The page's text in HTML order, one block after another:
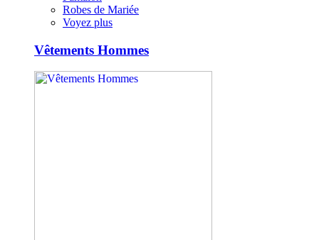
Robes de Mariée
Voyez plus
Vêtements Hommes